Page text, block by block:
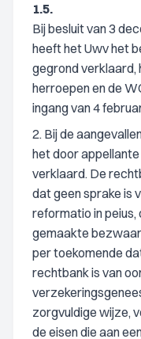
1.5.
Bij besluit van 3
heeft het Uwv het
gegrond verklaard,
herroepen en de
ingang van 4
2. Bij de
het door
verklaard. De
dat geen sprake is
reformatio in peius,
gemaakte
per toekomende
rechtbank is van
zorgvuldige wijze,
de eisen die aan